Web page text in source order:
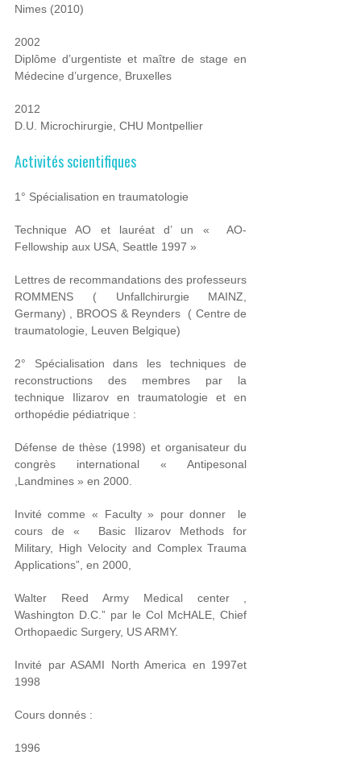
Nimes (2010)
2002
Diplôme d’urgentiste et maître de stage en
Médecine d’urgence, Bruxelles
2012
D.U. Microchirurgie, CHU Montpellier
Activités scientifiques
1° Spécialisation en traumatologie
Technique AO et lauréat d’ un « AO-
Fellowship aux USA, Seattle 1997 »
Lettres de recommandations des professeurs
ROMMENS ( Unfallchirurgie MAINZ,
Germany) , BROOS & Reynders
( Centre de
traumatologie, Leuven Belgique)
2° Spécialisation dans les techniques de
reconstructions des membres par la
technique Ilizarov en traumatologie et en
orthopédie pédiatrique :
Défense de thèse (1998) et organisateur du
congrès international « Antipesonal
,Landmines » en 2000.
Invité comme « Faculty » pour donner
le
cours de « Basic Ilizarov Methods for
Military, High Velocity and Complex Trauma
Applications”, en 2000,
Walter Reed Army Medical center ,
Washington D.C.” par le Col McHALE, Chief
Orthopaedic Surgery, US ARMY.
Invité par ASAMI North America en 1997et
1998
Cours donnés :
1996